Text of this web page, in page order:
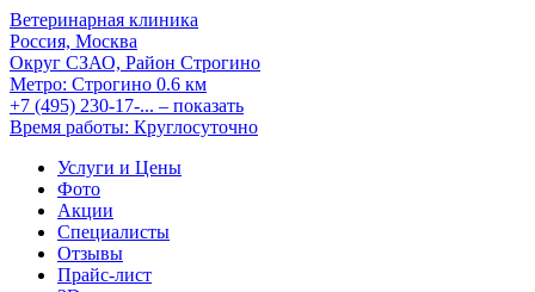
Ветеринарная клиника
Россия, Москва
Округ СЗАО, Район Строгино
Метро: Строгино 0.6 км
+7 (495) 230-17-... – показать
Время работы: Круглосуточно
Услуги и Цены
Фото
Акции
Специалисты
Отзывы
Прайс-лист